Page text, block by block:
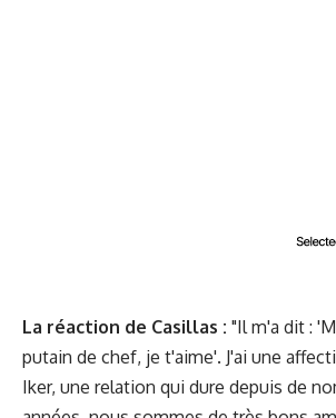
La réaction de Casillas : "Il m'a dit :
putain de chef, je t'aime'. J'ai une
Iker, une relation qui dure depuis de